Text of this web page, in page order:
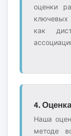
оценки
ключевых
как
4.
Наша
методе